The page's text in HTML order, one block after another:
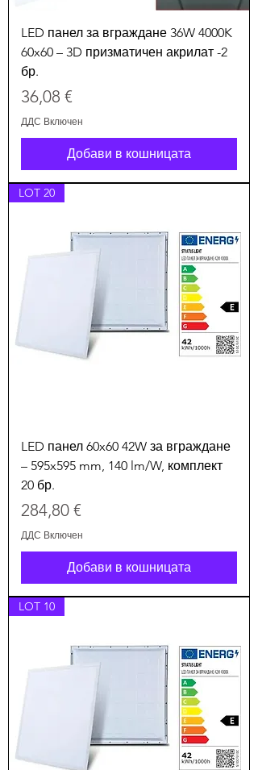
LED панел за вграждане 36W 4000K
60x60 – 3D призматичен акрилат -2
бр.
Цена
36,08 €
ДДС Включен
Добави в кошницата
LOT 20
LED панел 60x60 42W за вграждане
– 595x595 mm, 140 lm/W, комплект
20 бр.
Цена
284,80 €
ДДС Включен
Добави в кошницата
LOT 10